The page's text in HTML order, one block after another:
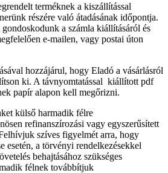
terméknek a kiszállítással
részére való átadásának időpontja.
a számla kiállításáról és
e-mailen, vagy postai úton
hozzájárul, hogy Eladó a vásárlásról
ki. A távnyomtatással kiállított pdf
papír alapon kell megőrizni.
külső harmadik félre
refinanszírozási vagy egyszerűsített
szíves figyelmét arra, hogy
esetén, a törvényi rendelkezésekkel
behajtásához szükséges
félnek továbbítjuk